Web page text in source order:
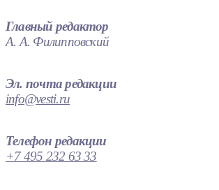
Главный редактор
А. А. Филипповский
Эл. почта редакции
info@vesti.ru
Телефон редакции
+7 495 232 63 33